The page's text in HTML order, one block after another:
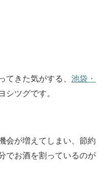
てきた気がする、 池袋・
シツグです。
会が増えてしまい、節約
でお酒を割っているのが